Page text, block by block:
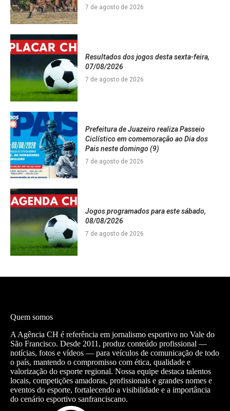
7 de agosto de 2026
Resultados dos jogos desta sexta-feira,
07/08/2026
7 de agosto de 2026
Prefeitura de Juazeiro realiza Passeio
Ciclístico em comemoração ao Dia dos
Pais neste domingo (9)
7 de agosto de 2026
Jogos programados para este sábado,
08/08/2026
7 de agosto de 2026
Quem somos
A Agência CH é referência em jornalismo esportivo no Vale do
São Francisco. Desde 2011, produz conteúdo profissional —
notícias, fotos e vídeos — para veículos de comunicação de todo
o país, mantendo o compromisso com ética, qualidade e
valorização do esporte regional. Nossa equipe destaca talentos
locais, competições amadoras, profissionais e grandes nomes e
eventos do esporte, fortalecendo a visibilidade e a importância
do cenário esportivo sanfranciscano.